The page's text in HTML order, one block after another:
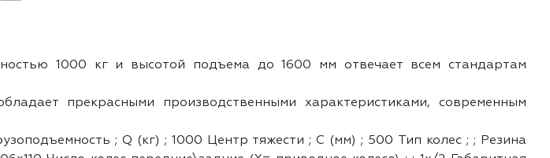
1000 кг и высотой подъема до 1600 мм отвечает всем стандартам
прекрасными производственными характеристиками, современным
; Q (кг) ; 1000 Центр тяжести ; C (мм) ; 500 Тип колес ; ; Резина